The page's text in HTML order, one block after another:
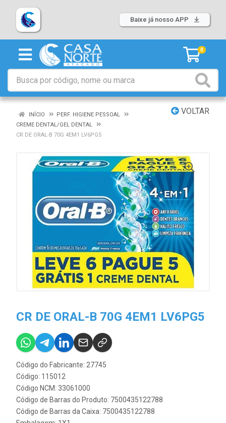
Baixe já nosso APP
0
VOLTAR
INÍCIO
PERF. HIGIENE PESSOAL
CREME DENTAL/GEL DENTAL
CR DE ORAL-B 70G 4EM1 LV6PG5
CR DE ORAL-B 70G 4EM1 LV6PG5
Código do Fabricante: 27745
Código: 115012
Código NCM: 33061000
Código de Barras do Produto: 7500435122788
Código de Barras da Caixa: 7500435122788